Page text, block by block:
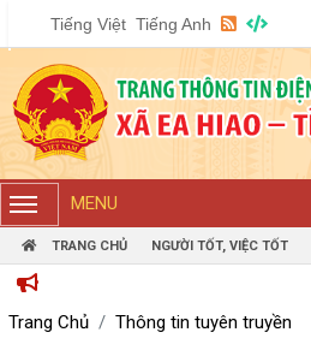
Tiếng Việt Tiếng Anh
MENU
TRANG CHỦ NGƯỜI TỐT, VIỆC TỐT
Trang Chủ Thông tin tuyên truyền